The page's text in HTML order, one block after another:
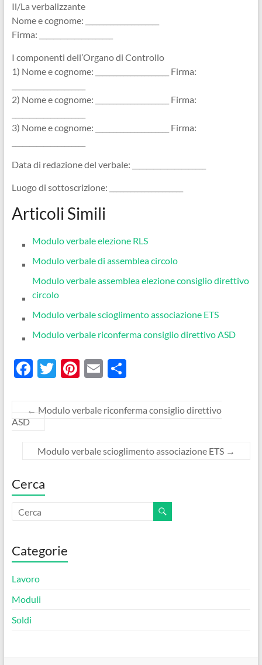
Il/La verbalizzante
Nome e cognome: _____________________
Firma: _____________________
I componenti dell’Organo di Controllo
1) Nome e cognome: _____________________ Firma:
2) Nome e cognome: _____________________ Firma:
3) Nome e cognome: _____________________ Firma:
Data di redazione del verbale: _____________________
Luogo di sottoscrizione: _____________________
Articoli Simili
Modulo verbale elezione RLS
Modulo verbale di assemblea circolo​
Modulo verbale assemblea elezione consiglio direttivo
circolo
Modulo verbale scioglimento associazione ETS​
Modulo verbale riconferma consiglio direttivo ASD​
F
e
o
o
k
T
itt
Pi
er
t
E
ail
C
n
vi
di
← Modulo verbale riconferma consiglio direttivo
ASD​
Modulo verbale scioglimento associazione ETS​ →
Cerca
Categorie
Lavoro
Moduli
Soldi